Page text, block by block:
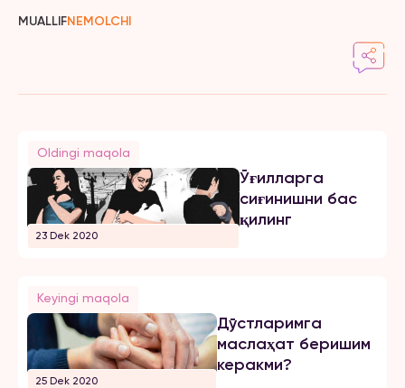
MUALLIFNEMOLCHI
Oldingi maqola
23 Dek 2020
Ўғилларга
сиғинишни бас
қилинг
Keyingi maqola
25 Dek 2020
Дўстларимга
маслаҳат беришим
керакми?